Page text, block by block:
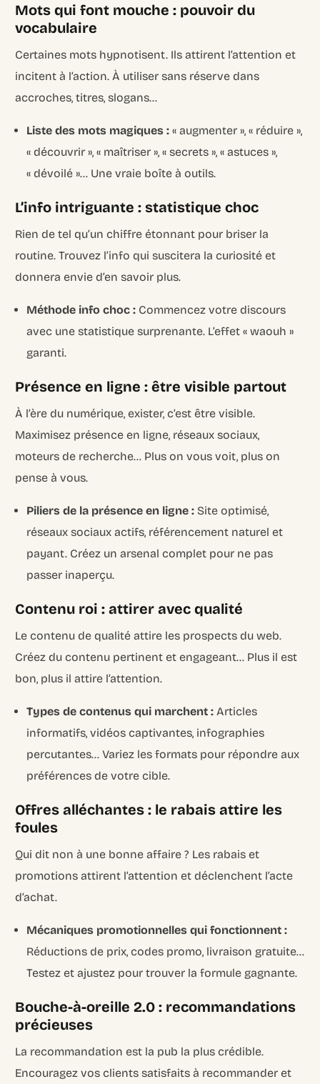
Mots qui font mouche : pouvoir du
vocabulaire
Certaines mots hypnotisent. Ils attirent l’attention et
incitent à l’action. À utiliser sans réserve dans
accroches, titres, slogans…
Liste des mots magiques : « augmenter », « réduire »,
« découvrir », « maîtriser », « secrets », « astuces »,
« dévoilé »… Une vraie boîte à outils.
L’info intriguante : statistique choc
Rien de tel qu’un chiffre étonnant pour briser la
routine. Trouvez l’info qui suscitera la curiosité et
donnera envie d’en savoir plus.
Méthode info choc : Commencez votre discours
avec une statistique surprenante. L’effet « waouh »
garanti.
Présence en ligne : être visible partout
À l’ère du numérique, exister, c’est être visible.
Maximisez présence en ligne, réseaux sociaux,
moteurs de recherche… Plus on vous voit, plus on
pense à vous.
Piliers de la présence en ligne : Site optimisé,
réseaux sociaux actifs, référencement naturel et
payant. Créez un arsenal complet pour ne pas
passer inaperçu.
Contenu roi : attirer avec qualité
Le contenu de qualité attire les prospects du web.
Créez du contenu pertinent et engageant… Plus il est
bon, plus il attire l’attention.
Types de contenus qui marchent : Articles
informatifs, vidéos captivantes, infographies
percutantes… Variez les formats pour répondre aux
préférences de votre cible.
Offres alléchantes : le rabais attire les
foules
Qui dit non à une bonne affaire ? Les rabais et
promotions attirent l’attention et déclenchent l’acte
d’achat.
Mécaniques promotionnelles qui fonctionnent :
Réductions de prix, codes promo, livraison gratuite…
Testez et ajustez pour trouver la formule gagnante.
Bouche-à-oreille 2.0 : recommandations
précieuses
La recommandation est la pub la plus crédible.
Encouragez vos clients satisfaits à recommander et